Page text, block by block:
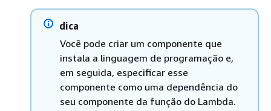
dica
Você pode criar um componente que
instala a linguagem de programação e,
em seguida, especificar esse
componente como uma dependência do
seu componente da função do Lambda.